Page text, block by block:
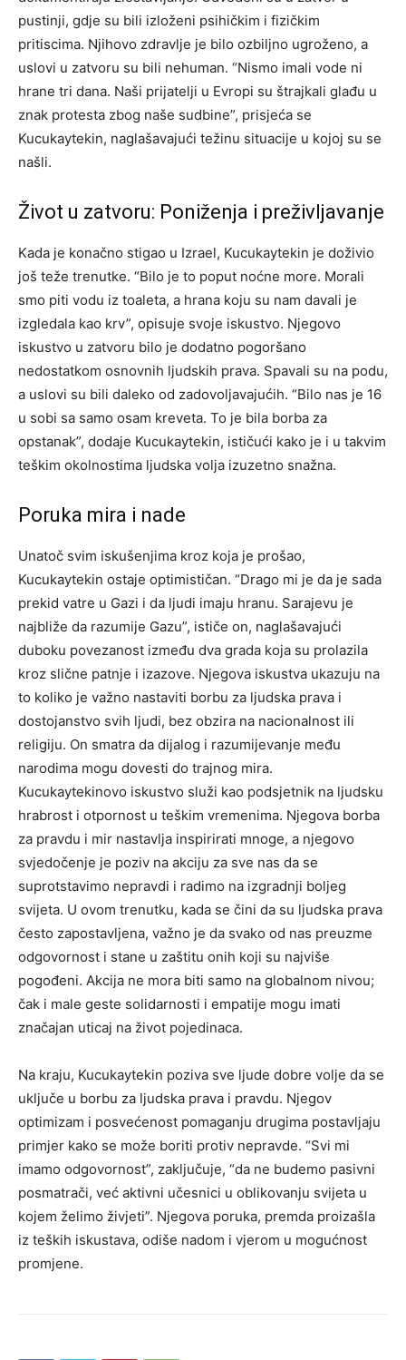
pustinji, gdje su bili izloženi psihičkim i fizičkim
pritiscima. Njihovo zdravlje je bilo ozbiljno ugroženo, a
uslovi u zatvoru su bili nehuman. “Nismo imali vode ni
hrane tri dana. Naši prijatelji u Evropi su štrajkali glađu u
znak protesta zbog naše sudbine”, prisjeća se
Kucukaytekin, naglašavajući težinu situacije u kojoj su se
našli.
Život u zatvoru: Poniženja i preživljavanje
Kada je konačno stigao u Izrael, Kucukaytekin je doživio
još teže trenutke. “Bilo je to poput noćne more. Morali
smo piti vodu iz toaleta, a hrana koju su nam davali je
izgledala kao krv”, opisuje svoje iskustvo. Njegovo
iskustvo u zatvoru bilo je dodatno pogoršano
nedostatkom osnovnih ljudskih prava. Spavali su na podu,
a uslovi su bili daleko od zadovoljavajućih. “Bilo nas je 16
u sobi sa samo osam kreveta. To je bila borba za
opstanak”, dodaje Kucukaytekin, ističući kako je i u takvim
teškim okolnostima ljudska volja izuzetno snažna.
Poruka mira i nade
Unatoč svim iskušenjima kroz koja je prošao,
Kucukaytekin ostaje optimističan. “Drago mi je da je sada
prekid vatre u Gazi i da ljudi imaju hranu. Sarajevu je
najbliže da razumije Gazu”, ističe on, naglašavajući
duboku povezanost između dva grada koja su prolazila
kroz slične patnje i izazove. Njegova iskustva ukazuju na
to koliko je važno nastaviti borbu za ljudska prava i
dostojanstvo svih ljudi, bez obzira na nacionalnost ili
religiju. On smatra da dijalog i razumijevanje među
narodima mogu dovesti do trajnog mira.
Kucukaytekinovo iskustvo služi kao podsjetnik na ljudsku
hrabrost i otpornost u teškim vremenima. Njegova borba
za pravdu i mir nastavlja inspirirati mnoge, a njegovo
svjedočenje je poziv na akciju za sve nas da se
suprotstavimo nepravdi i radimo na izgradnji boljeg
svijeta. U ovom trenutku, kada se čini da su ljudska prava
često zapostavljena, važno je da svako od nas preuzme
odgovornost i stane u zaštitu onih koji su najviše
pogođeni. Akcija ne mora biti samo na globalnom nivou;
čak i male geste solidarnosti i empatije mogu imati
značajan uticaj na život pojedinaca.
Na kraju, Kucukaytekin poziva sve ljude dobre volje da se
uključe u borbu za ljudska prava i pravdu. Njegov
optimizam i posvećenost pomaganju drugima postavljaju
primjer kako se može boriti protiv nepravde. “Svi mi
imamo odgovornost”, zaključuje, “da ne budemo pasivni
posmatrači, već aktivni učesnici u oblikovanju svijeta u
kojem želimo živjeti”. Njegova poruka, premda proizašla
iz teških iskustava, odiše nadom i vjerom u mogućnost
promjene.